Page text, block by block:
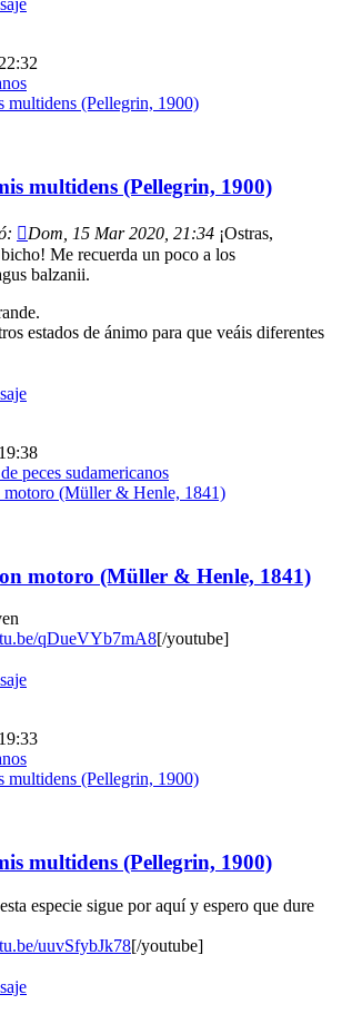
multidens (Pellegrin, 1900)
multidens (Pellegrin, 1900)
Dom, 15 Mar 2020, 21:34 ¡Ostras,
Me recuerda un poco a los
balzanii.
estados de ánimo para que veáis diferentes
peces sudamericanos
motoro (Müller & Henle, 1841)
motoro (Müller & Henle, 1841)
qDueVYb7mA8[/youtube]
multidens (Pellegrin, 1900)
multidens (Pellegrin, 1900)
especie sigue por aquí y espero que dure
uuvSfybJk78[/youtube]